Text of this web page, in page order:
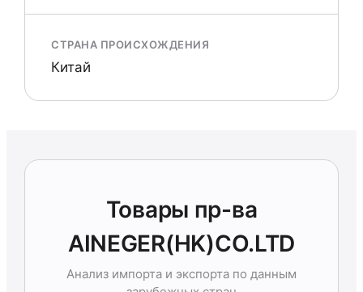
СТРАНА ПРОИСХОЖДЕНИЯ
Китай
Товары пр-ва
AINEGER(HK)CO.LTD
Анализ импорта и экспорта по данным